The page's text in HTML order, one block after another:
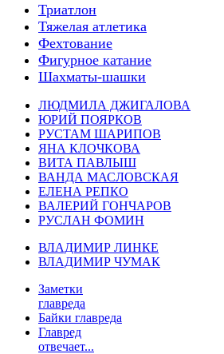
Триатлон
Тяжелая атлетика
Фехтование
Фигурное катание
Шахматы-шашки
ЛЮДМИЛА ДЖИГАЛОВА
ЮРИЙ ПОЯРКОВ
РУСТАМ ШАРИПОВ
ЯНА КЛОЧКОВА
ВИТА ПАВЛЫШ
ВАНДА МАСЛОВСКАЯ
ЕЛЕНА РЕПКО
ВАЛЕРИЙ ГОНЧАРОВ
РУСЛАН ФОМИН
ВЛАДИМИР ЛИНКЕ
ВЛАДИМИР ЧУМАК
Заметки
главреда
Байки главреда
Главред
отвечает...